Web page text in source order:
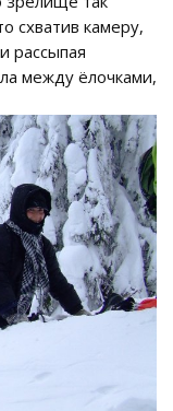
схватив камеру,
рассыпая
между ёлочками,